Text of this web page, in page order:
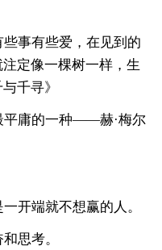
事有些爱，在见到的
定像一棵树一样，生
千寻》
平庸的一种——赫·梅尔
开端就不想赢的人。
思考。